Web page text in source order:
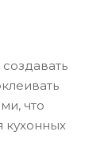
что
кухонных